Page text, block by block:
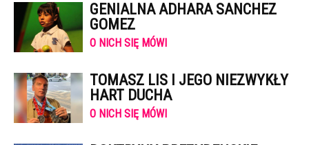
GENIALNA ADHARA SANCHEZ
GOMEZ
O NICH SIĘ MÓWI
TOMASZ LIS I JEGO NIEZWYKŁY
HART DUCHA
O NICH SIĘ MÓWI